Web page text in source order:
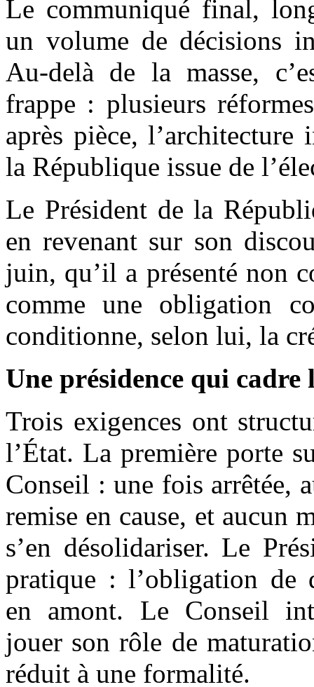
Le communiqué final,
un volume de décisions
Au-delà de la masse,
frappe : plusieurs
après pièce,
la République issue de
Le Président de la
en revenant sur son
juin, qu’il a présenté non
comme une obligation
conditionne, selon lui, la
Une présidence qui
Trois exigences ont
l’État. La première porte
Conseil : une fois arrêtée,
remise en cause, et aucun
s’en désolidariser. Le
pratique : l’obligation de
en amont. Le Conseil
jouer son rôle de
réduit à une formalité.